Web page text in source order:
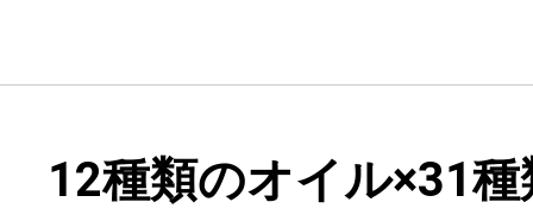
12種類のオイル×31